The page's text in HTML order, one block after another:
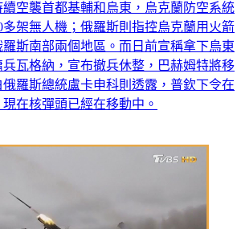
空襲首都基輔和烏東，烏克蘭防空系統
多架無人機；俄羅斯則指控烏克蘭用火箭
斯南部兩個地區。而日前宣稱拿下烏東
兵瓦格納，宣布撤兵休整，巴赫姆特將移
羅斯總統盧卡申科則透露，普欽下令在
在核彈頭已經在移動中。